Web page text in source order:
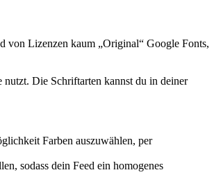
von Lizenzen kaum „Original“ Google Fonts,
nutzt. Die Schriftarten kannst du in deiner
Farben auszuwählen, per
sodass dein Feed ein homogenes